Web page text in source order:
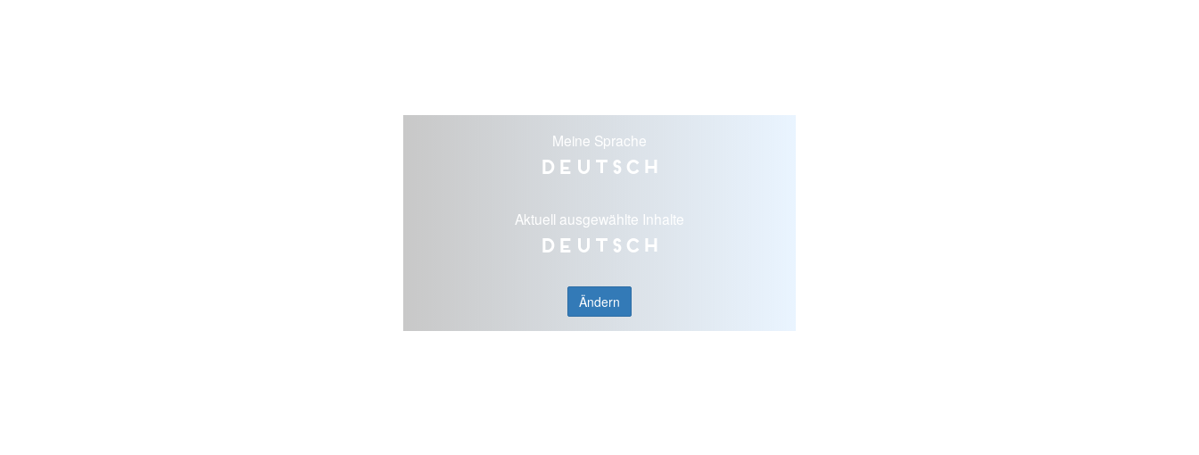
Meine Sprache
Deutsch
Aktuell ausgewählte Inhalte
Deutsch
Ändern